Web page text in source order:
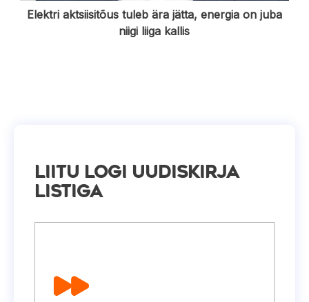
Elektri aktsiisitõus tuleb ära jätta, energia on juba
niigi liiga kallis
Liitu Logi uudiskirja
listiga